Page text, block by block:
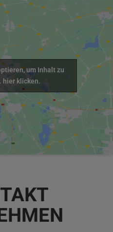
um Inhalt zu
hier klicken.